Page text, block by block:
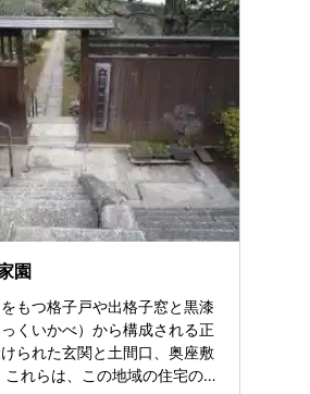
園
もつ格子戸や出格子窓と黒漆
くいかべ）から構成される正
られた玄関と土間口、奥座敷
これらは、この地域の住宅の特